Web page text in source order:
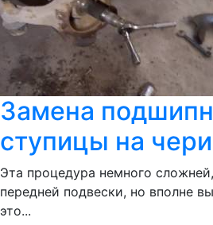
Замена
ступицы на
Эта процедура немного
передней подвески, но вполне
это...